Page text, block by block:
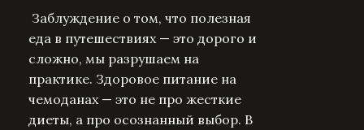
Заблуждение о том, что полезная
еда в путешествиях — это дорого и
сложно, мы разрушаем на
практике. Здоровое питание на
чемоданах — это не про жесткие
диеты, а про осознанный выбор. В